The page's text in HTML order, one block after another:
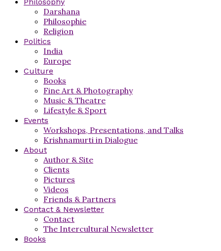
Darshana
Philosophie
Religion
Politics
India
Europe
Culture
Books
Fine Art & Photography
Music & Theatre
Lifestyle & Sport
Events
Workshops, Presentations, and Talks
Krishnamurti in Dialogue
About
Author & Site
Clients
Pictures
Videos
Friends & Partners
Contact & Newsletter
Contact
The Intercultural Newsletter
Books